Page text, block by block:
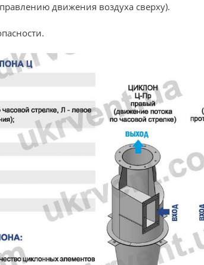
движения воздуха сверху).